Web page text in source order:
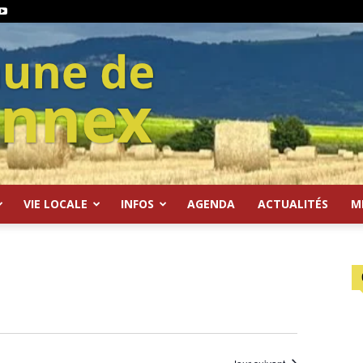
VIE LOCALE INFOS AGENDA ACTUALITÉS